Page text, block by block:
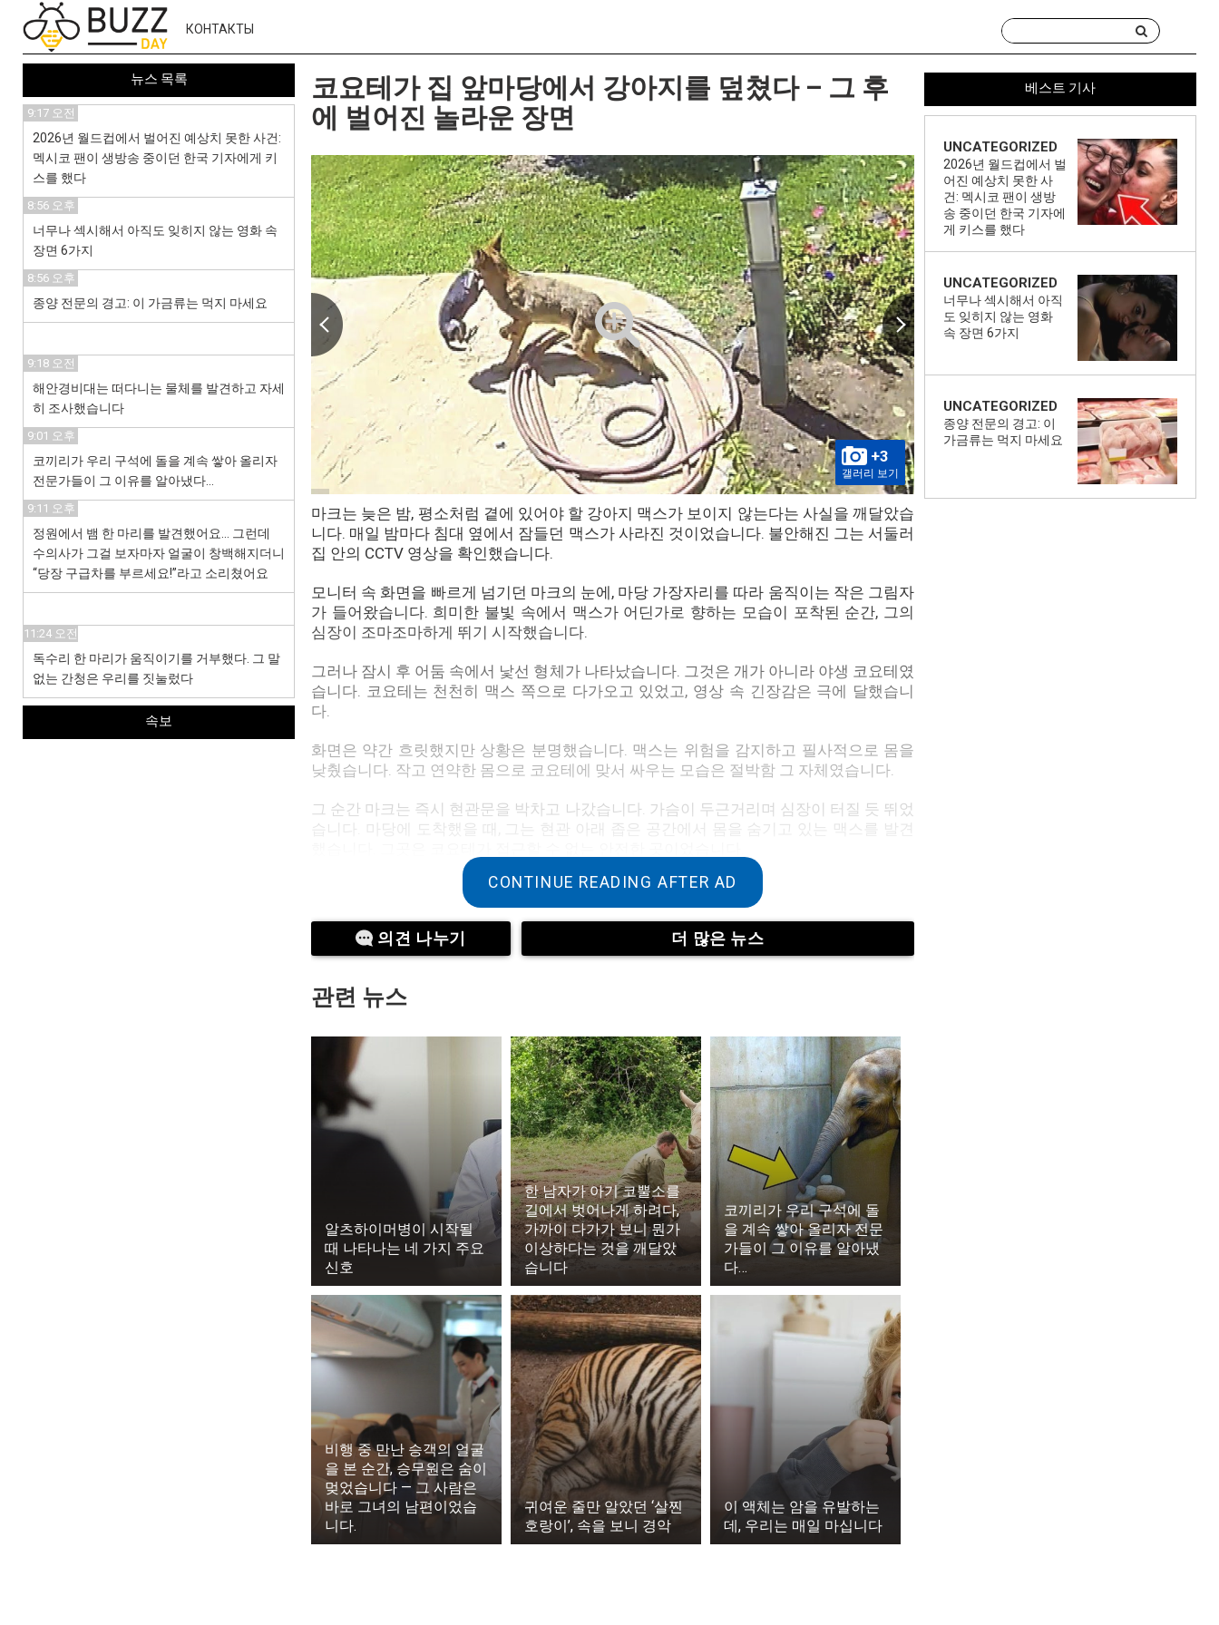
КОНТАКТЫ
코요테가 집 앞마당에서 강아지를 덮쳤다 – 그 후
에 벌어진 놀라운 장면
+3
갤러리 보기
마크는 늦은 밤, 평소처럼 곁에 있어야 할 강아지 맥스가 보이지 않는다는 사실을 깨달았습
니다. 매일 밤마다 침대 옆에서 잠들던 맥스가 사라진 것이었습니다. 불안해진 그는 서둘러
집 안의 CCTV 영상을 확인했습니다.
모니터 속 화면을 빠르게 넘기던 마크의 눈에, 마당 가장자리를 따라 움직이는 작은 그림자
가 들어왔습니다. 희미한 불빛 속에서 맥스가 어딘가로 향하는 모습이 포착된 순간, 그의
심장이 조마조마하게 뛰기 시작했습니다.
그러나 잠시 후 어둠 속에서 낯선 형체가 나타났습니다. 그것은 개가 아니라 야생 코요테였
습니다. 코요테는 천천히 맥스 쪽으로 다가오고 있었고, 영상 속 긴장감은 극에 달했습니
다.
화면은 약간 흐릿했지만 상황은 분명했습니다. 맥스는 위험을 감지하고 필사적으로 몸을
낮췄습니다. 작고 연약한 몸으로 코요테에 맞서 싸우는 모습은 절박함 그 자체였습니다.
그 순간 마크는 즉시 현관문을 박차고 나갔습니다. 가슴이 두근거리며 심장이 터질 듯 뛰었
습니다. 마당에 도착했을 때, 그는 현관 아래 좁은 공간에서 몸을 숨기고 있는 맥스를 발견
공포에 떨던 맥스는 마크의 발소리를 듣자 희미하게 낑낑거리며 반응했습니다. 마크는 재
빨리 몸을 낮춰 맥스를 품에 안았고, 안도의 한숨을 내쉬며 집 안으로 들어갔습니다.
그날 밤, 마크는 간신히 구한 맥스를 꼭 끌어안고 놓지 않았습니다. 자칫하면 끔찍한 사고
로 이어질 뻔했던 일이, 작은 용기와 빠른 판단 덕분에 무사히 끝난 것이었습니다. 지친 맥
스는 마크의 무릎 위에서 천천히 눈을 감았고, 집 안에는 조용한 평화가 다시 찾아왔습니
다.
CONTINUE READING AFTER AD
의견 나누기 더 많은 뉴스
관련 뉴스
알츠하이머병이 시작될
때 나타나는 네 가지 주요
신호
한 남자가 아기 코뿔소를
길에서 벗어나게 하려다,
가까이 다가가 보니 뭔가
이상하다는 것을 깨달았
습니다
코끼리가 우리 구석에 돌
을 계속 쌓아 올리자 전문
가들이 그 이유를 알아냈
다…
비행 중 만난 승객의 얼굴
을 본 순간, 승무원은 숨이
멎었습니다 — 그 사람은
바로 그녀의 남편이었습
니다.
귀여운 줄만 알았던 ‘살찐
호랑이’, 속을 보니 경악
이 액체는 암을 유발하는
데, 우리는 매일 마십니다
베스트 기사
UNCATEGORIZED
2026년 월드컵에서 벌
어진 예상치 못한 사
건: 멕시코 팬이 생방
송 중이던 한국 기자에
게 키스를 했다
UNCATEGORIZED
너무나 섹시해서 아직
도 잊히지 않는 영화
속 장면 6가지
UNCATEGORIZED
종양 전문의 경고: 이
가금류는 먹지 마세요
뉴스 목록
9:17 오전
2026년 월드컵에서 벌어진 예상치 못한 사건:
멕시코 팬이 생방송 중이던 한국 기자에게 키
스를 했다
8:56 오후
너무나 섹시해서 아직도 잊히지 않는 영화 속
장면 6가지
8:56 오후
종양 전문의 경고: 이 가금류는 먹지 마세요
9:18 오전
해안경비대는 떠다니는 물체를 발견하고 자세
히 조사했습니다
9:01 오후
코끼리가 우리 구석에 돌을 계속 쌓아 올리자
전문가들이 그 이유를 알아냈다…
9:11 오후
정원에서 뱀 한 마리를 발견했어요… 그런데
수의사가 그걸 보자마자 얼굴이 창백해지더니
“당장 구급차를 부르세요!”라고 소리쳤어요
11:24 오전
독수리 한 마리가 움직이기를 거부했다. 그 말
없는 간청은 우리를 짓눌렀다
속보